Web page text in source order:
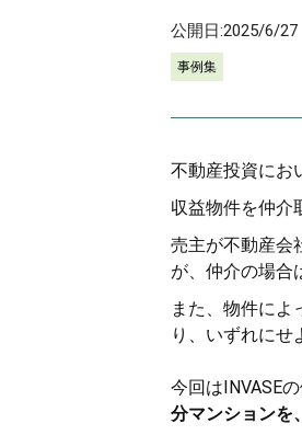
公開日:2025/6/27
事例集
不動産投資にお
収益物件を仲介
売主が不動産会
が、仲介の場合
また、物件に
り、いずれにせ
今回はINVASE
分マンションを